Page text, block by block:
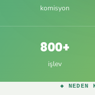
komisyon
800+
işlev
◆ NEDEN